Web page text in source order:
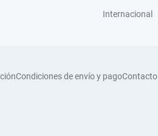
Internacional
Condiciones de envío y pagoContacto